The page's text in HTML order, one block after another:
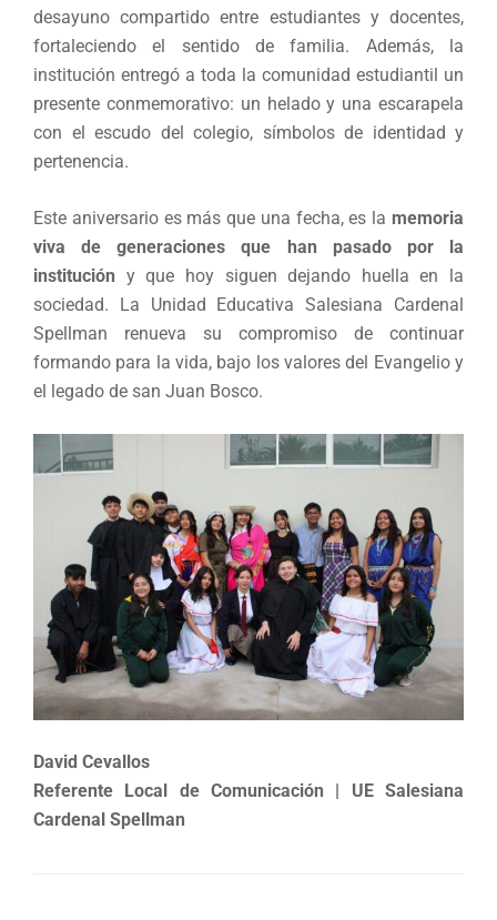
desayuno compartido entre estudiantes y docentes,
fortaleciendo el sentido de familia. Además, la
institución entregó a toda la comunidad estudiantil un
presente conmemorativo: un helado y una escarapela
con el escudo del colegio, símbolos de identidad y
pertenencia.
Este aniversario es más que una fecha, es la memoria
viva de generaciones que han pasado por la
institución y que hoy siguen dejando huella en la
sociedad. La Unidad Educativa Salesiana Cardenal
Spellman renueva su compromiso de continuar
formando para la vida, bajo los valores del Evangelio y
el legado de san Juan Bosco.
David Cevallos
Referente Local de Comunicación
UE Salesiana
Cardenal Spellman